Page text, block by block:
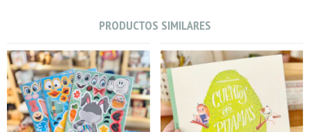
PRODUCTOS SIMILARES